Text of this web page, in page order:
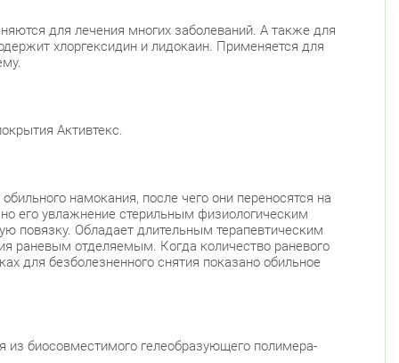
для лечения многих заболеваний. А также для
хлоргексидин и лидокаин. Применяется для
Активтекс.
намокания, после чего они переносятся на
его увлажнение стерильным физиологическим
повязку. Обладает длительным терапевтическим
раневым отделяемым. Когда количество раневого
для безболезненного снятия показано обильное
из биосовместимого гелеобразующего полимера-